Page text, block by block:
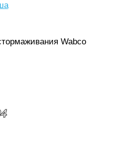
Wabco